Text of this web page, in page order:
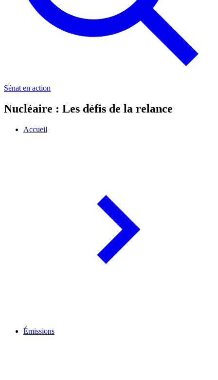
Sénat en action
Nucléaire : Les défis de la relance
Accueil
Émissions